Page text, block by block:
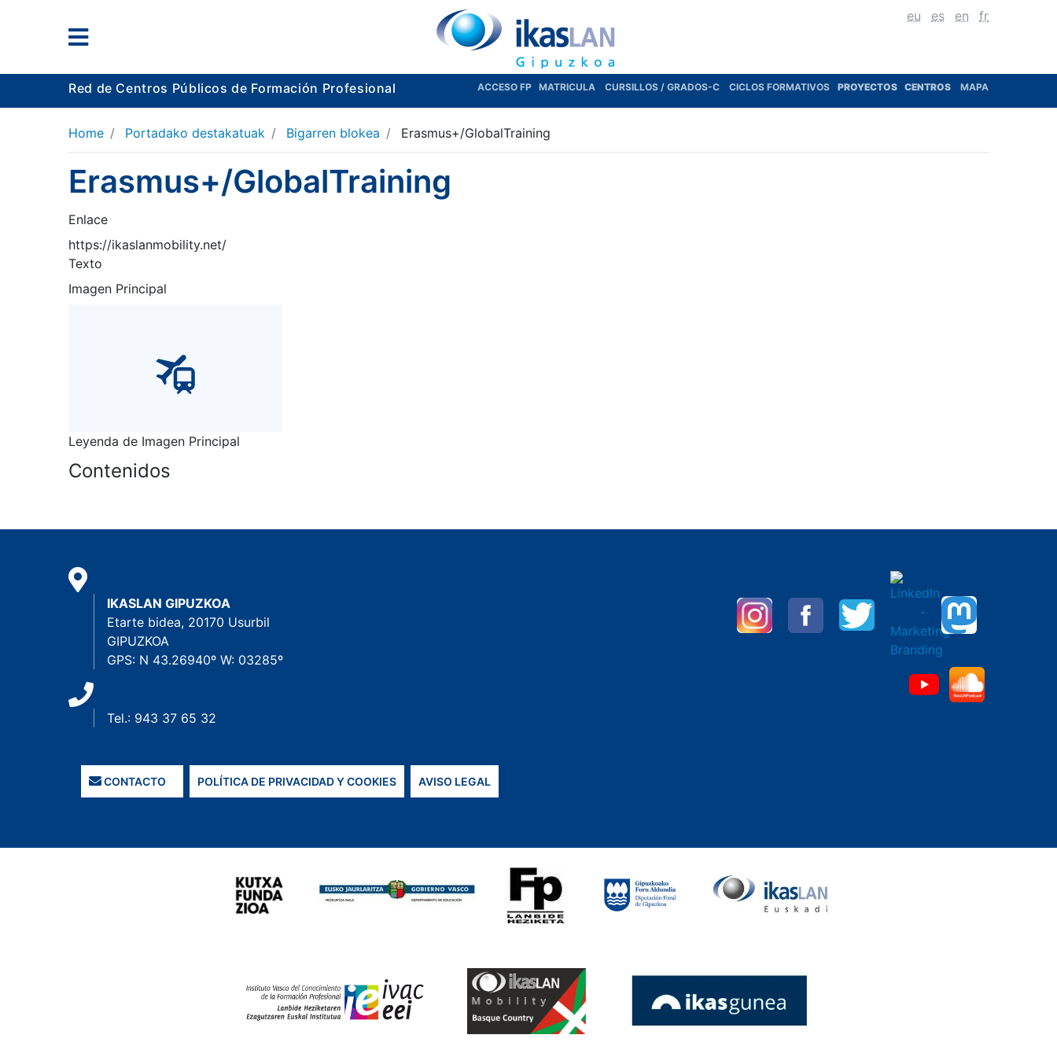
eu es en fr
Red de Centros Públicos de Formación Profesional ACCESO FP MATRICULA CURSILLOS / GRADOS-C CICLOS FORMATIVOS PROYECTOS CENTROS MAPA
Home Portadako destakatuak Bigarren blokea Erasmus+/GlobalTraining
Erasmus+/GlobalTraining
Enlace
https://ikaslanmobility.net/
Texto
Imagen Principal
Leyenda de Imagen Principal
Contenidos
IKASLAN GIPUZKOA
Etarte bidea, 20170 Usurbil
GIPUZKOA
GPS: N 43.26940º W: 03285º
Tel.: 943 37 65 32
CONTACTO POLÍTICA DE PRIVACIDAD Y COOKIES AVISO LEGAL